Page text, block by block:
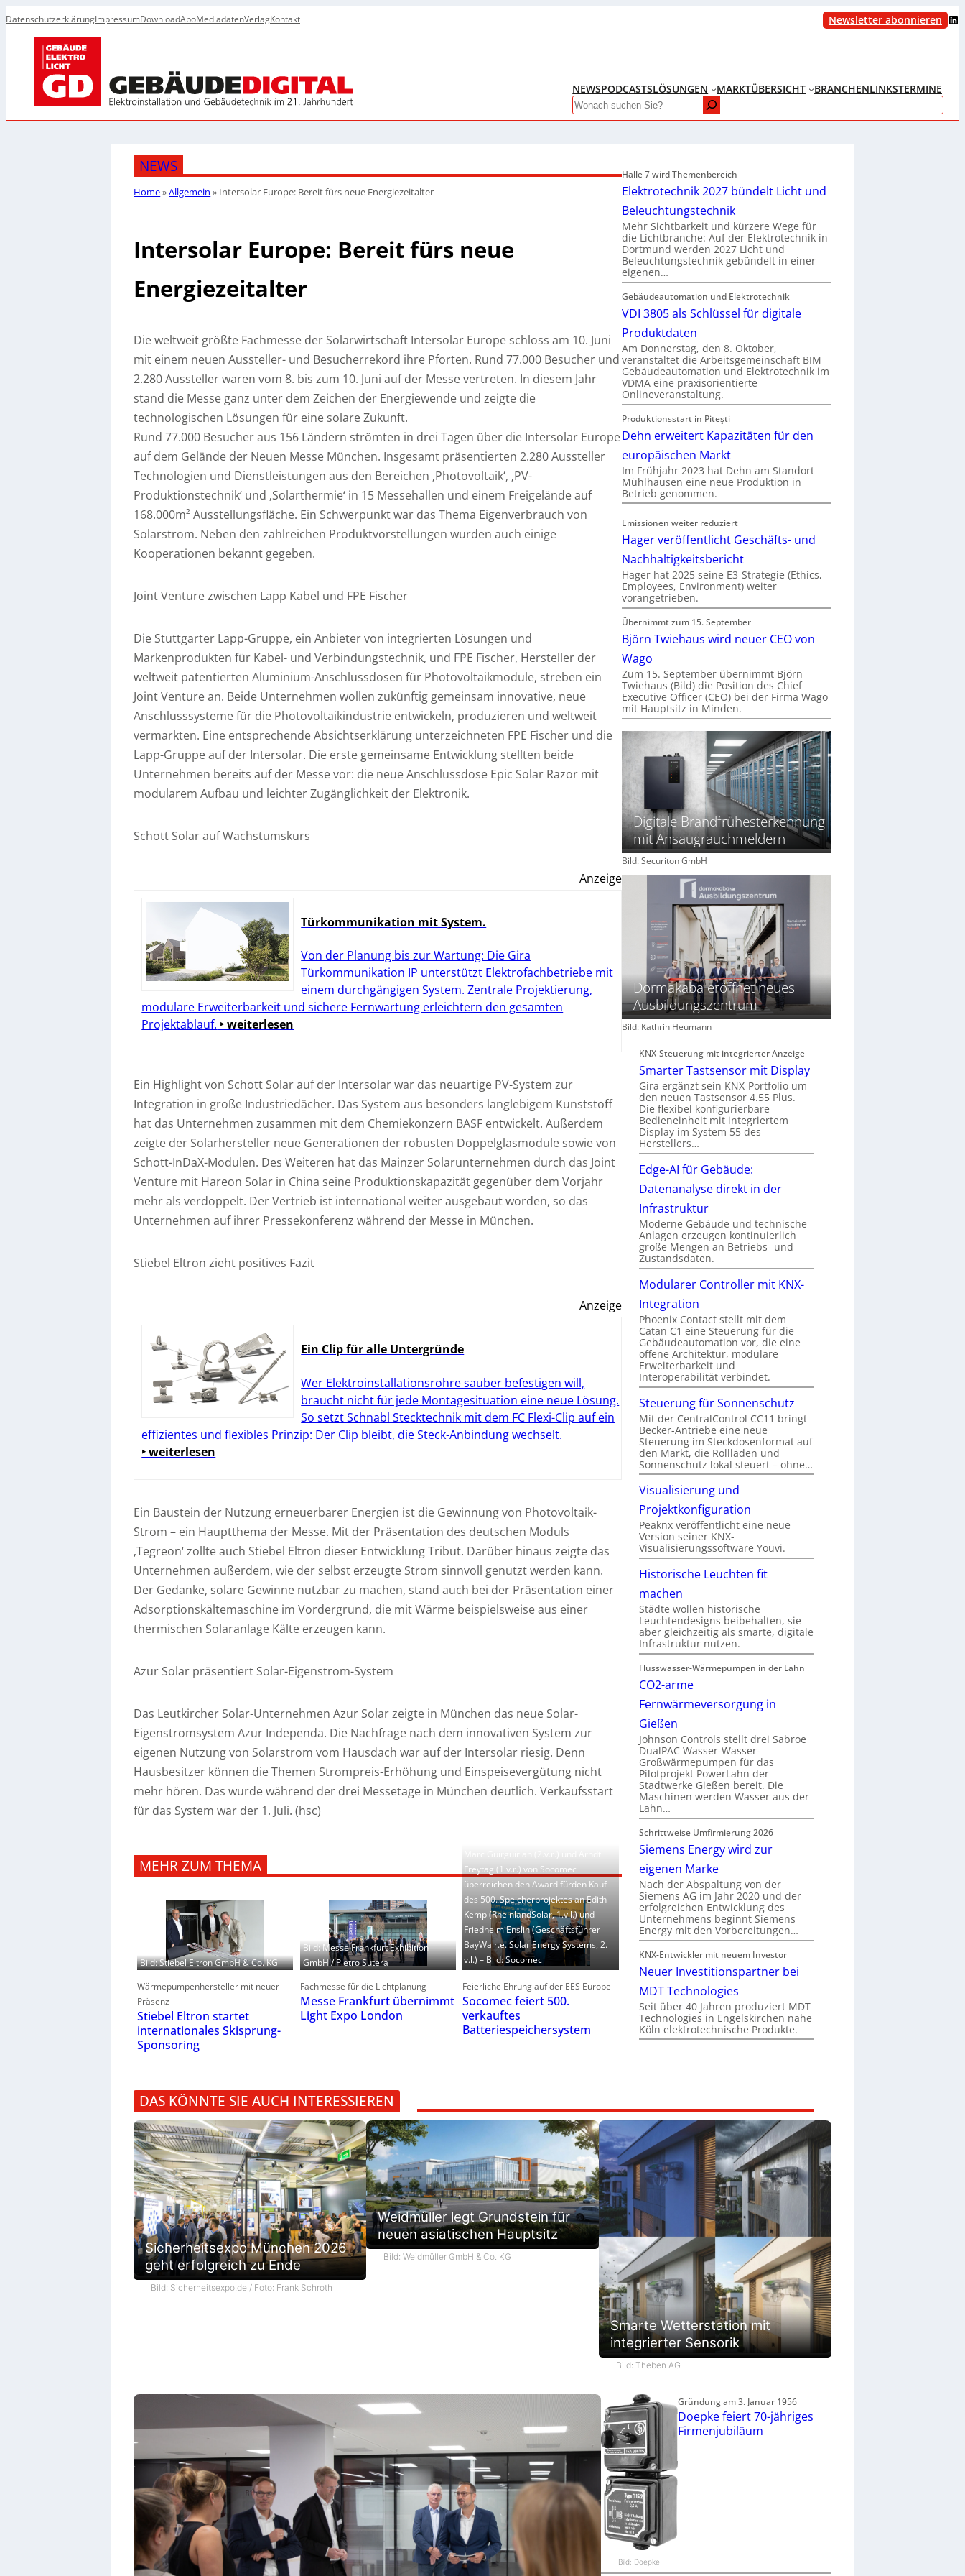
DatenschutzerklärungImpressumDownloadAboMediadatenVerlagKontakt Newsletter abonnieren LinkedIn
NEWSPODCASTSLÖSUNGEN MARKTÜBERSICHT BRANCHENLINKSTERMINE
Search
NEWS
Home»Allgemein » Intersolar Europe: Bereit fürs neue Energiezeitalter
Intersolar Europe: Bereit fürs neue
Energiezeitalter
Die weltweit größte Fachmesse der Solarwirtschaft Intersolar Europe schloss am 10. Juni
mit einem neuen Aussteller- und Besucherrekord ihre Pforten. Rund 77.000 Besucher und
2.280 Aussteller waren vom 8. bis zum 10. Juni auf der Messe vertreten. In diesem Jahr
stand die Messe ganz unter dem Zeichen der Energiewende und zeigte die
technologischen Lösungen für eine solare Zukunft.
Rund 77.000 Besucher aus 156 Ländern strömten in drei Tagen über die Intersolar Europe
auf dem Gelände der Neuen Messe München. Insgesamt präsentierten 2.280 Aussteller
Technologien und Dienstleistungen aus den Bereichen ‚Photovoltaik‘, ‚PV-
Produktionstechnik‘ und ‚Solarthermie‘ in 15 Messehallen und einem Freigelände auf
168.000m² Ausstellungsfläche. Ein Schwerpunkt war das Thema Eigenverbrauch von
Solarstrom. Neben den zahlreichen Produktvorstellungen wurden auch einige
Kooperationen bekannt gegeben.
Joint Venture zwischen Lapp Kabel und FPE Fischer
Die Stuttgarter Lapp-Gruppe, ein Anbieter von integrierten Lösungen und
Markenprodukten für Kabel- und Verbindungstechnik, und FPE Fischer, Hersteller der
weltweit patentierten Aluminium-Anschlussdosen für Photovoltaikmodule, streben ein
Joint Venture an. Beide Unternehmen wollen zukünftig gemeinsam innovative, neue
Anschlusssysteme für die Photovoltaikindustrie entwickeln, produzieren und weltweit
vermarkten. Eine entsprechende Absichtserklärung unterzeichneten FPE Fischer und die
Lapp-Gruppe auf der Intersolar. Die erste gemeinsame Entwicklung stellten beide
Unternehmen bereits auf der Messe vor: die neue Anschlussdose Epic Solar Razor mit
modularem Aufbau und leichter Zugänglichkeit der Elektronik.
Schott Solar auf Wachstumskurs
Anzeige
Türkommunikation mit System.
Von der Planung bis zur Wartung: Die Gira
Türkommunikation IP unterstützt Elektrofachbetriebe mit
einem durchgängigen System. Zentrale Projektierung,
modulare Erweiterbarkeit und sichere Fernwartung erleichtern den gesamten
Projektablauf. ‣ weiterlesen
Ein Highlight von Schott Solar auf der Intersolar war das neuartige PV-System zur
Integration in große Industriedächer. Das System aus besonders langlebigem Kunststoff
hat das Unternehmen zusammen mit dem Chemiekonzern BASF entwickelt. Außerdem
zeigte der Solarhersteller neue Generationen der robusten Doppelglasmodule sowie von
Schott-InDaX-Modulen. Des Weiteren hat das Mainzer Solarunternehmen durch das Joint
Venture mit Hareon Solar in China seine Produktionskapazität gegenüber dem Vorjahr
mehr als verdoppelt. Der Vertrieb ist international weiter ausgebaut worden, so das
Unternehmen auf ihrer Pressekonferenz während der Messe in München.
Stiebel Eltron zieht positives Fazit
Anzeige
Ein Clip für alle Untergründe
Wer Elektroinstallationsrohre sauber befestigen will,
braucht nicht für jede Montagesituation eine neue Lösung.
So setzt Schnabl Stecktechnik mit dem FC Flexi-Clip auf ein
effizientes und flexibles Prinzip: Der Clip bleibt, die Steck-Anbindung wechselt.
‣ weiterlesen
Ein Baustein der Nutzung erneuerbarer Energien ist die Gewinnung von Photovoltaik-
Strom – ein Hauptthema der Messe. Mit der Präsentation des deutschen Moduls
‚Tegreon‘ zollte auch Stiebel Eltron dieser Entwicklung Tribut. Darüber hinaus zeigte das
Unternehmen außerdem, wie der selbst erzeugte Strom sinnvoll genutzt werden kann.
Der Gedanke, solare Gewinne nutzbar zu machen, stand auch bei der Präsentation einer
Adsorptionskältemaschine im Vordergrund, die mit Wärme beispielsweise aus einer
thermischen Solaranlage Kälte erzeugen kann.
Azur Solar präsentiert Solar-Eigenstrom-System
Das Leutkircher Solar-Unternehmen Azur Solar zeigte in München das neue Solar-
Eigenstromsystem Azur Independa. Die Nachfrage nach dem innovativen System zur
eigenen Nutzung von Solarstrom vom Hausdach war auf der Intersolar riesig. Denn
Hausbesitzer können die Themen Strompreis-Erhöhung und Einspeisevergütung nicht
mehr hören. Das wurde während der drei Messetage in München deutlich. Verkaufsstart
für das System war der 1. Juli. (hsc)
MEHR ZUM THEMA
Bild: Stiebel Eltron GmbH & Co. KG
Wärmepumpenhersteller mit neuer
Präsenz
Stiebel Eltron startet
internationales Skisprung-
Sponsoring
Bild: Messe Frankfurt Exhibition
GmbH / Pietro Sutera
Fachmesse für die Lichtplanung
Messe Frankfurt übernimmt
Light Expo London
Freytag (1.v.r.) von Socomec
überreichen den Award fürden Kauf
des 500. Speicherprojektes an Edith
Kemp (RheinlandSolar, 1.v.l.) und
Friedhelm Enslin (Geschäftsführer
BayWa r.e. Solar Energy Systems, 2.
v.l.) – Bild: Socomec
Feierliche Ehrung auf der EES Europe
Socomec feiert 500.
verkauftes
Batteriespeichersystem
Halle 7 wird Themenbereich
Elektrotechnik 2027 bündelt Licht und
Beleuchtungstechnik
Mehr Sichtbarkeit und kürzere Wege für
die Lichtbranche: Auf der Elektrotechnik in
Dortmund werden 2027 Licht und
Beleuchtungstechnik gebündelt in einer
eigenen…
Gebäudeautomation und Elektrotechnik
VDI 3805 als Schlüssel für digitale
Produktdaten
Am Donnerstag, den 8. Oktober,
veranstaltet die Arbeitsgemeinschaft BIM
Gebäudeautomation und Elektrotechnik im
VDMA eine praxisorientierte
Onlineveranstaltung.
Produktionsstart in Piteşti
Dehn erweitert Kapazitäten für den
europäischen Markt
Im Frühjahr 2023 hat Dehn am Standort
Mühlhausen eine neue Produktion in
Betrieb genommen.
Emissionen weiter reduziert
Hager veröffentlicht Geschäfts- und
Nachhaltigkeitsbericht
Hager hat 2025 seine E3-Strategie (Ethics,
Employees, Environment) weiter
vorangetrieben.
Übernimmt zum 15. September
Björn Twiehaus wird neuer CEO von
Wago
Zum 15. September übernimmt Björn
Twiehaus (Bild) die Position des Chief
Executive Officer (CEO) bei der Firma Wago
mit Hauptsitz in Minden.
Digitale Brandfrühesterkennung
mit Ansaugrauchmeldern
Bild: Securiton GmbH
Dormakaba eröffnet neues
Ausbildungszentrum
Bild: Kathrin Heumann
KNX-Steuerung mit integrierter Anzeige
Smarter Tastsensor mit Display
Gira ergänzt sein KNX-Portfolio um
den neuen Tastsensor 4.55 Plus.
Die flexibel konfigurierbare
Bedieneinheit mit integriertem
Display im System 55 des
Herstellers…
Edge-AI für Gebäude:
Datenanalyse direkt in der
Infrastruktur
Moderne Gebäude und technische
Anlagen erzeugen kontinuierlich
große Mengen an Betriebs- und
Zustandsdaten.
Modularer Controller mit KNX-
Integration
Phoenix Contact stellt mit dem
Catan C1 eine Steuerung für die
Gebäudeautomation vor, die eine
offene Architektur, modulare
Erweiterbarkeit und
Interoperabilität verbindet.
Steuerung für Sonnenschutz
Mit der CentralControl CC11 bringt
Becker-Antriebe eine neue
Steuerung im Steckdosenformat auf
den Markt, die Rollläden und
Sonnenschutz lokal steuert – ohne…
Visualisierung und
Projektkonfiguration
Peaknx veröffentlicht eine neue
Version seiner KNX-
Visualisierungssoftware Youvi.
Historische Leuchten fit
machen
Städte wollen historische
Leuchtendesigns beibehalten, sie
aber gleichzeitig als smarte, digitale
Infrastruktur nutzen.
Flusswasser-Wärmepumpen in der Lahn
CO2-arme
Fernwärmeversorgung in
Gießen
Johnson Controls stellt drei Sabroe
DualPAC Wasser-Wasser-
Großwärmepumpen für das
Pilotprojekt PowerLahn der
Stadtwerke Gießen bereit. Die
Maschinen werden Wasser aus der
Lahn…
Schrittweise Umfirmierung 2026
Siemens Energy wird zur
eigenen Marke
Nach der Abspaltung von der
Siemens AG im Jahr 2020 und der
erfolgreichen Entwicklung des
Unternehmens beginnt Siemens
Energy mit den Vorbereitungen…
KNX-Entwickler mit neuem Investor
Neuer Investitionspartner bei
MDT Technologies
Seit über 40 Jahren produziert MDT
Technologies in Engelskirchen nahe
Köln elektrotechnische Produkte.
DAS KÖNNTE SIE AUCH INTERESSIEREN
Sicherheitsexpo München 2026
geht erfolgreich zu Ende
Bild: Sicherheitsexpo.de / Foto: Frank Schroth
Weidmüller legt Grundstein für
neuen asiatischen Hauptsitz
Bild: Weidmüller GmbH & Co. KG
Smarte Wetterstation mit
integrierter Sensorik
Bild: Theben AG
Bild: Doepke
Gründung am 3. Januar 1956
Doepke feiert 70-jähriges
Firmenjubiläum